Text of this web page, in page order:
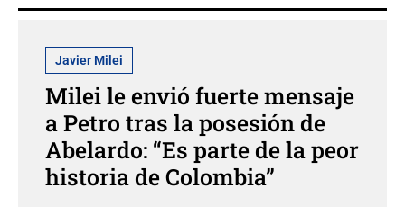
Javier Milei
Milei le envió fuerte mensaje
a Petro tras la posesión de
Abelardo: “Es parte de la peor
historia de Colombia”